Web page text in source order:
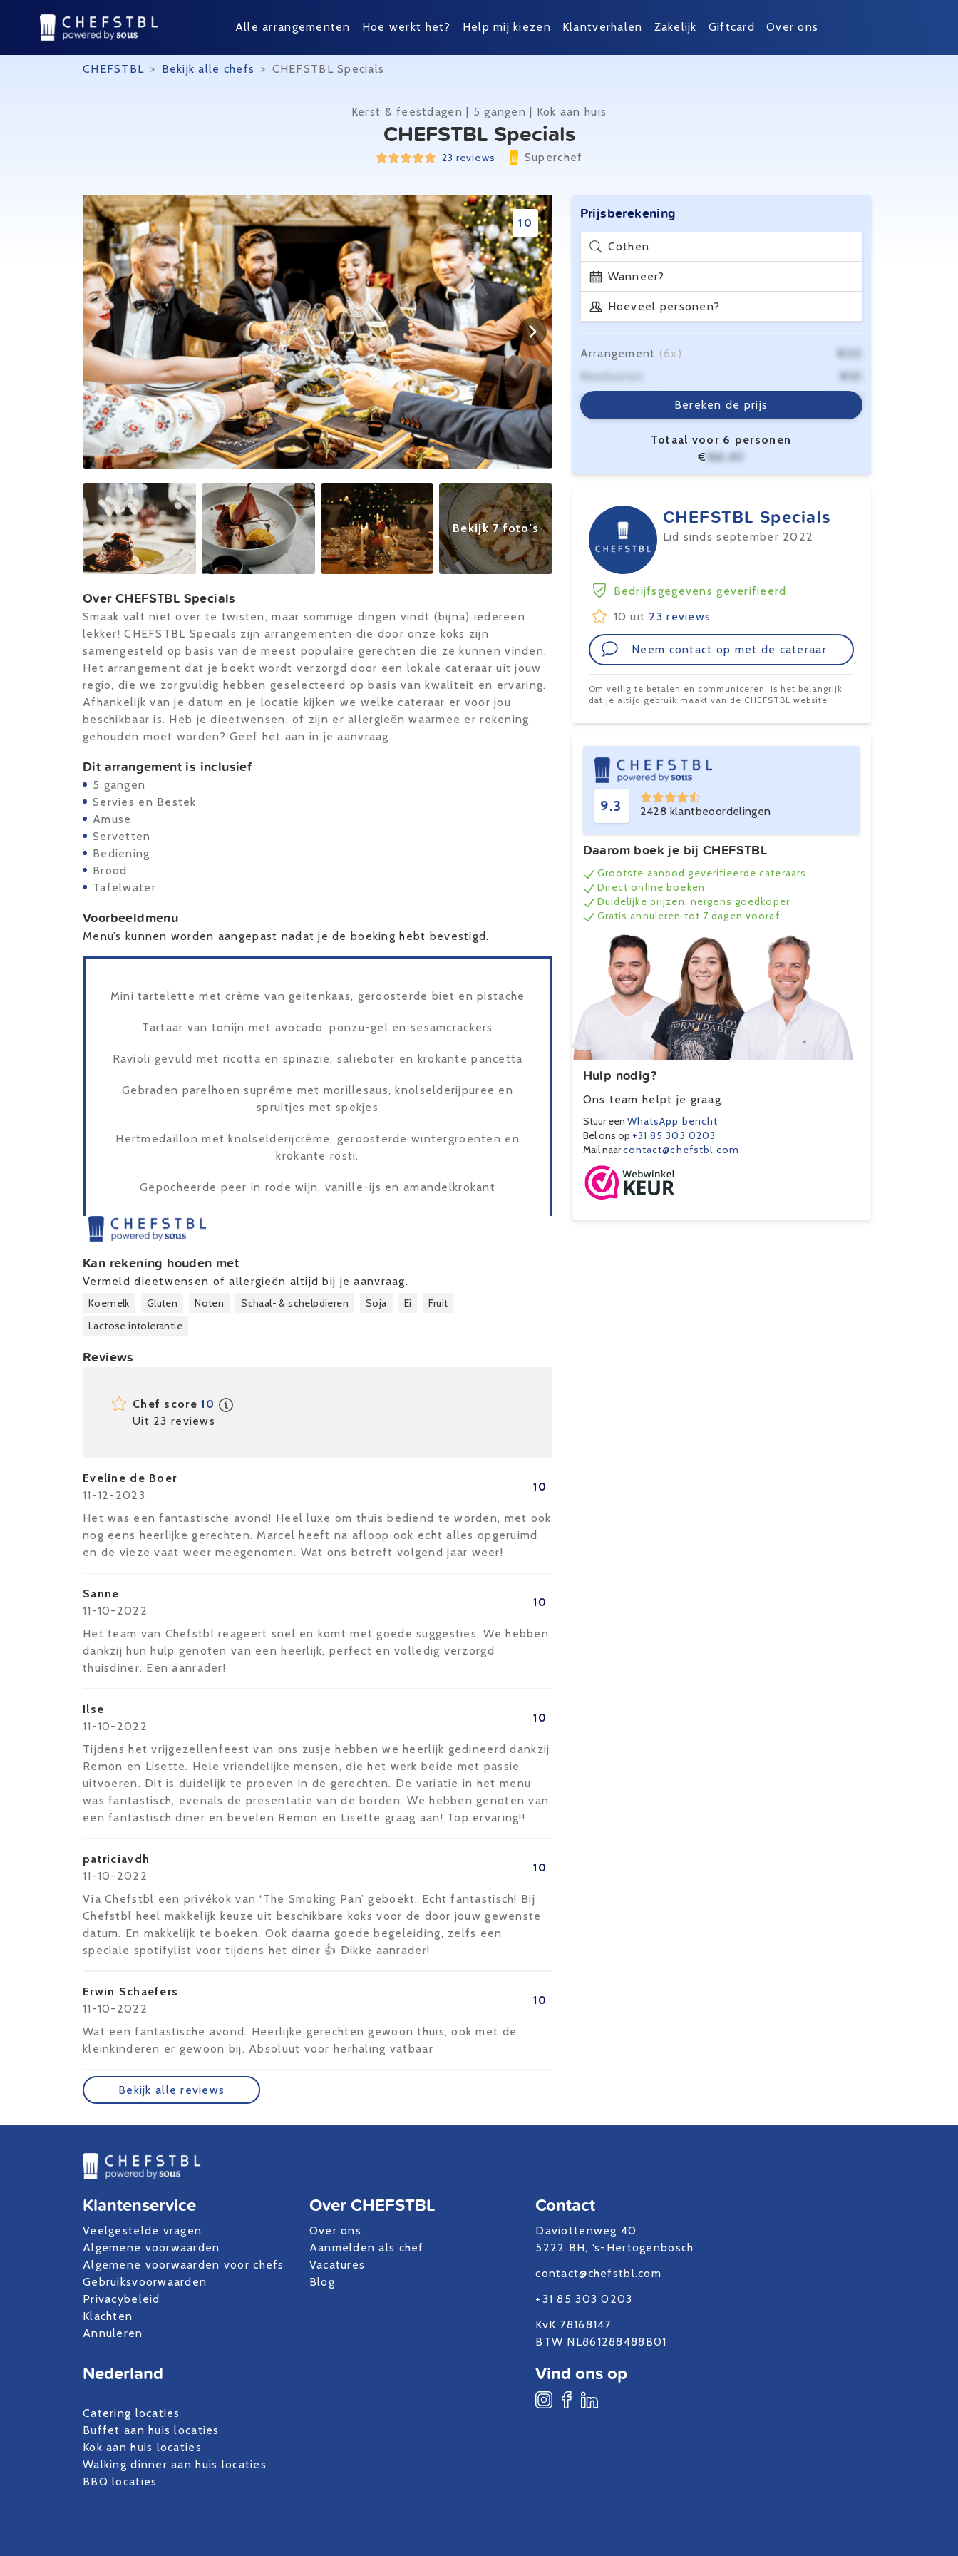
Alle arrangementen Hoe werkt het? Help mij kiezen Klantverhalen Zakelijk Giftcard Over ons
CHEFSTBL > Bekijk alle chefs > CHEFSTBL Specials
Kerst & feestdagen | 5 gangen | Kok aan huis
CHEFSTBL Specials
23 reviews Superchef
10
Bekijk 7 foto's
Over CHEFSTBL Specials
Smaak valt niet over te twisten, maar sommige dingen vindt (bijna) iedereen
lekker! CHEFSTBL Specials zijn arrangementen die door onze koks zijn
samengesteld op basis van de meest populaire gerechten die ze kunnen vinden.
Het arrangement dat je boekt wordt verzorgd door een lokale cateraar uit jouw
regio, die we zorgvuldig hebben geselecteerd op basis van kwaliteit en ervaring.
Afhankelijk van je datum en je locatie kijken we welke cateraar er voor jou
beschikbaar is. Heb je dieetwensen, of zijn er allergieën waarmee er rekening
gehouden moet worden? Geef het aan in je aanvraag.
Dit arrangement is inclusief
5 gangen
Servies en Bestek
Amuse
Servetten
Bediening
Brood
Tafelwater
Voorbeeldmenu
Menu’s kunnen worden aangepast nadat je de boeking hebt bevestigd.
Mini tartelette met crème van geitenkaas, geroosterde biet en pistache
Tartaar van tonijn met avocado, ponzu-gel en sesamcrackers
Ravioli gevuld met ricotta en spinazie, salieboter en krokante pancetta
Gebraden parelhoen suprême met morillesaus, knolselderijpuree en
spruitjes met spekjes
Hertmedaillon met knolselderijcrème, geroosterde wintergroenten en
krokante rösti.
Gepocheerde peer in rode wijn, vanille-ijs en amandelkrokant
Kan rekening houden met
Vermeld dieetwensen of allergieën altijd bij je aanvraag.
Koemelk Gluten Noten Schaal- & schelpdieren Soja Ei
Fruit
Lactose intolerantie
Reviews
Chef score10
Uit 23 reviews
Eveline de Boer
11-12-2023
10
Het was een fantastische avond! Heel luxe om thuis bediend te worden, met ook
nog eens heerlijke gerechten. Marcel heeft na afloop ook echt alles opgeruimd
en de vieze vaat weer meegenomen. Wat ons betreft volgend jaar weer!
Sanne
11-10-2022
10
Het team van Chefstbl reageert snel en komt met goede suggesties. We hebben
dankzij hun hulp genoten van een heerlijk, perfect en volledig verzorgd
thuisdiner. Een aanrader!
Ilse
11-10-2022
10
Tijdens het vrijgezellenfeest van ons zusje hebben we heerlijk gedineerd dankzij
Remon en Lisette. Hele vriendelijke mensen, die het werk beide met passie
uitvoeren. Dit is duidelijk te proeven in de gerechten. De variatie in het menu
was fantastisch, evenals de presentatie van de borden. We hebben genoten van
een fantastisch diner en bevelen Remon en Lisette graag aan! Top ervaring!!
patriciavdh
11-10-2022
10
Via Chefstbl een privékok van ‘The Smoking Pan’ geboekt. Echt fantastisch! Bij
Chefstbl heel makkelijk keuze uit beschikbare koks voor de door jouw gewenste
datum. En makkelijk te boeken. Ook daarna goede begeleiding, zelfs een
speciale spotifylist voor tijdens het diner 👍 Dikke aanrader!
Erwin Schaefers
11-10-2022
10
Wat een fantastische avond. Heerlijke gerechten gewoon thuis, ook met de
kleinkinderen er gewoon bij. Absoluut voor herhaling vatbaar
Bekijk alle reviews
Prijsberekening
Cothen
Wanneer?
Hoeveel personen?
Bereken de prijs
Arrangement (6x)
€20
Reiskosten
€10
Servicekosten
€6,40
Totaal voor 6 personen
€ 166,40
CHEFSTBL Specials
Lid sinds september 2022
Bedrijfsgegevens geverifieerd
10 uit 23 reviews
Neem contact op met de cateraar
Om veilig te betalen en communiceren, is het belangrijk
dat je altijd gebruik maakt van de CHEFSTBL website.
9.3 2428 klantbeoordelingen
Daarom boek je bij CHEFSTBL
Grootste aanbod geverifieerde cateraars
Direct online boeken
Duidelijke prijzen, nergens goedkoper
Gratis annuleren tot 7 dagen vooraf
Hulp nodig?
Ons team helpt je graag.
Stuur een WhatsApp bericht
Bel ons op +31 85 303 0203
Mail naarcontact@chefstbl.com
Klantenservice
Veelgestelde vragen
Algemene voorwaarden
Algemene voorwaarden voor chefs
Gebruiksvoorwaarden
Privacybeleid
Klachten
Annuleren
Over CHEFSTBL
Over ons
Aanmelden als chef
Vacatures
Blog
Contact
Daviottenweg 40
5222 BH, ‘s-Hertogenbosch
contact@chefstbl.com
+31 85 303 0203
KvK 78168147
BTW NL861288488B01
Nederland
Catering locaties
Buffet aan huis locaties
Kok aan huis locaties
Walking dinner aan huis locaties
BBQ locaties
Vind ons op